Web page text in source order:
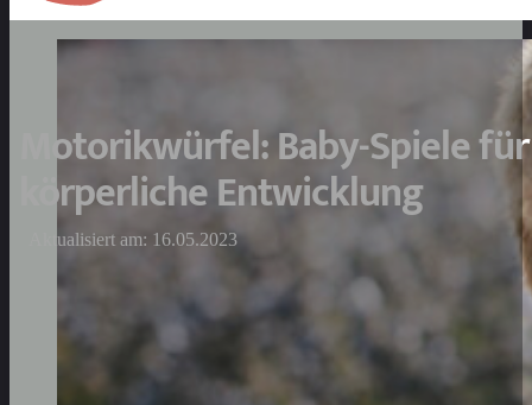
Motorikwürfel: Baby-Spiele
körperliche Entwicklung
Aktualisiert am: 16.05.2023